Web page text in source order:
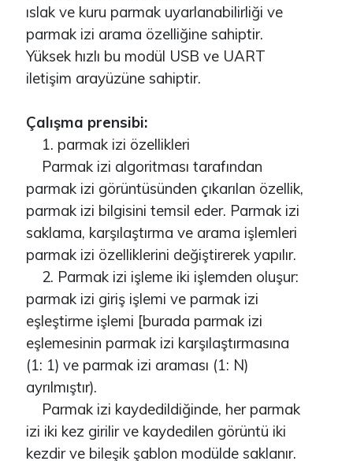
ıslak ve kuru parmak uyarlanabilirliği ve
parmak izi arama özelliğine sahiptir.
Yüksek hızlı bu modül USB ve UART
iletişim arayüzüne sahiptir.
Çalışma prensibi:
1. parmak izi özellikleri
Parmak izi algoritması tarafından
parmak izi görüntüsünden çıkarılan özellik,
parmak izi bilgisini temsil eder. Parmak izi
saklama, karşılaştırma ve arama işlemleri
parmak izi özelliklerini değiştirerek yapılır.
2. Parmak izi işleme iki işlemden oluşur:
parmak izi giriş işlemi ve parmak izi
eşleştirme işlemi [burada parmak izi
eşlemesinin parmak izi karşılaştırmasına
(1: 1) ve parmak izi araması (1: N)
ayrılmıştır).
Parmak izi kaydedildiğinde, her parmak
izi iki kez girilir ve kaydedilen görüntü iki
kezdir ve bileşik şablon modülde saklanır.